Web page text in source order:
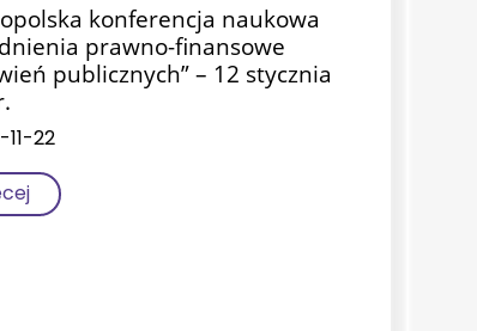
konferencja naukowa
prawno-finansowe
publicznych” – 12 stycznia
11-22